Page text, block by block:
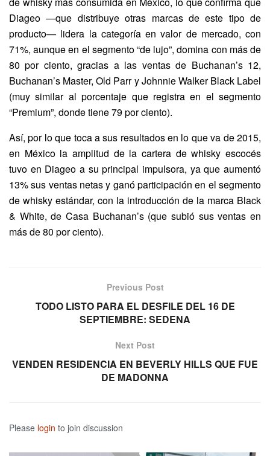
Diageo —que distribuye otras marcas de este tipo de
producto— lidera la categoría en valor de mercado, con
71%, aunque en el segmento “de lujo”, domina con más de
80 por ciento, gracias a las ventas de Buchanan’s 12,
Buchanan’s Master, Old Parr y Johnnie Walker Black Label
(muy similar al porcentaje que registra en el segmento
“Premium”, donde tiene 79 por ciento).
Así, por lo que toca a sus resultados en lo que va de 2015,
en México la amplitud de la cartera de whisky escocés
tuvo en Diageo a su principal impulsora, ya que aumentó
13% sus ventas netas y ganó participación en el segmento
de whisky estándar, con la introducción de la marca Black
& White, de Casa Buchanan’s (que subió sus ventas en
más de 80 por ciento).
Previous Post
TODO LISTO PARA EL DESFILE DEL 16 DE
SEPTIEMBRE: SEDENA
Next Post
VENDEN RESIDENCIA EN BEVERLY HILLS QUE FUE
DE MADONNA
Please login to join discussion